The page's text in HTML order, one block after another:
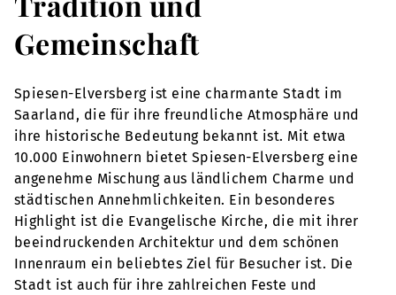
Gemeinschaft
Spiesen-Elversberg ist eine charmante Stadt im
Saarland, die für ihre freundliche Atmosphäre und
ihre historische Bedeutung bekannt ist. Mit etwa
10.000 Einwohnern bietet Spiesen-Elversberg eine
angenehme Mischung aus ländlichem Charme und
städtischen Annehmlichkeiten. Ein besonderes
Highlight ist die Evangelische Kirche, die mit ihrer
beeindruckenden Architektur und dem schönen
Innenraum ein beliebtes Ziel für Besucher ist. Die
Stadt ist auch für ihre zahlreichen Feste und